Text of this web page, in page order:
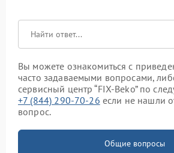
Вы можете ознакомиться с
часто задаваемыми вопросами,
сервисный центр “FIX-Beko” по
+7 (844) 290-70-26 если не нашли
вопрос.
Общие вопросы